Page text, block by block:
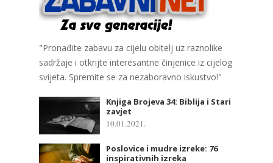
"Pronađite zabavu za cijelu obitelj uz raznolike
sadržaje i otkrijte interesantne činjenice iz cijelog
svijeta. Spremite se za nezaboravno iskustvo!"
Knjiga Brojeva 34: Biblija i Stari
zavjet
10.01.2021.
Poslovice i mudre izreke: 76
inspirativnih izreka